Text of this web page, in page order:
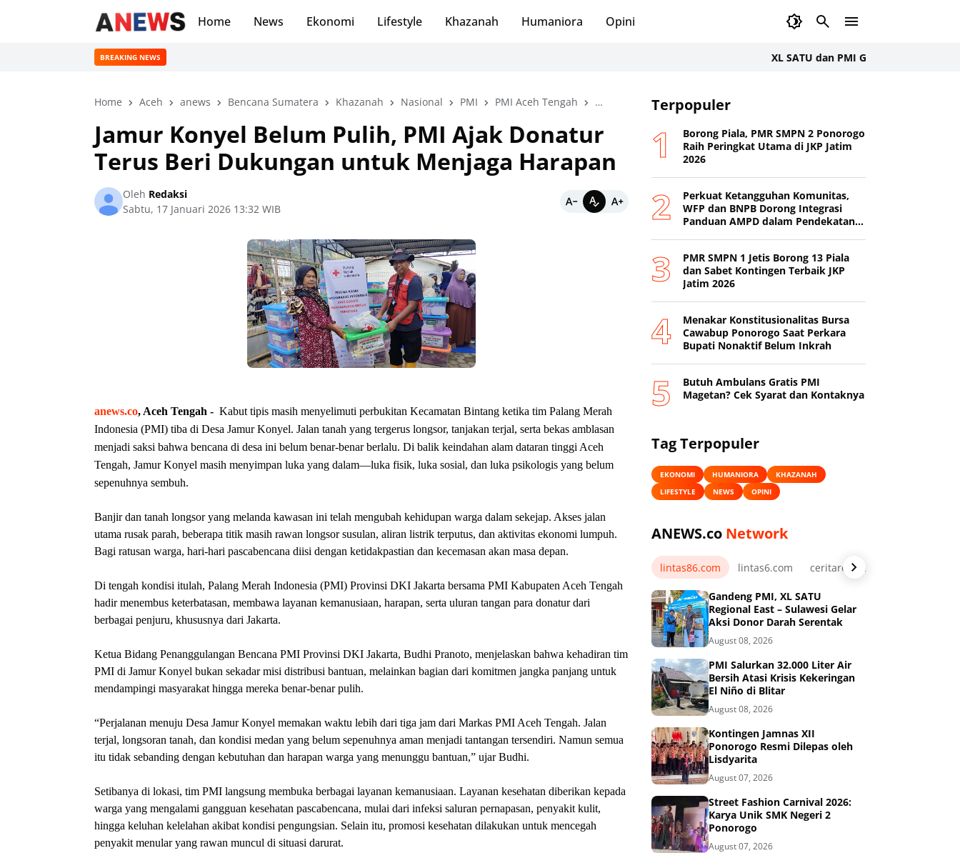
Home News Ekonomi Lifestyle Khazanah Humaniora Opini
BREAKING NEWS XL SATU dan PMI Gelar Donor Darah Serentak
Home Aceh anews Bencana Sumatera Khazanah Nasional PMI PMI Aceh Tengah PMI DKI Jakarta Sosial
Jamur Konyel Belum Pulih, PMI Ajak Donatur
Terus Beri Dukungan untuk Menjaga Harapan
Oleh Redaksi
Sabtu, 17 Januari 2026 13:32 WIB
anews.co, Aceh Tengah - Kabut tipis masih menyelimuti perbukitan Kecamatan Bintang ketika tim Palang Merah
Indonesia (PMI) tiba di Desa Jamur Konyel. Jalan tanah yang tergerus longsor, tanjakan terjal, serta bekas amblasan
menjadi saksi bahwa bencana di desa ini belum benar-benar berlalu. Di balik keindahan alam dataran tinggi Aceh
Tengah, Jamur Konyel masih menyimpan luka yang dalam—luka fisik, luka sosial, dan luka psikologis yang belum
sepenuhnya sembuh.
Banjir dan tanah longsor yang melanda kawasan ini telah mengubah kehidupan warga dalam sekejap. Akses jalan
utama rusak parah, beberapa titik masih rawan longsor susulan, aliran listrik terputus, dan aktivitas ekonomi lumpuh.
Bagi ratusan warga, hari-hari pascabencana diisi dengan ketidakpastian dan kecemasan akan masa depan.
Di tengah kondisi itulah, Palang Merah Indonesia (PMI) Provinsi DKI Jakarta bersama PMI Kabupaten Aceh Tengah
hadir menembus keterbatasan, membawa layanan kemanusiaan, harapan, serta uluran tangan para donatur dari
berbagai penjuru, khususnya dari Jakarta.
Ketua Bidang Penanggulangan Bencana PMI Provinsi DKI Jakarta, Budhi Pranoto, menjelaskan bahwa kehadiran tim
PMI di Jamur Konyel bukan sekadar misi distribusi bantuan, melainkan bagian dari komitmen jangka panjang untuk
mendampingi masyarakat hingga mereka benar-benar pulih.
“Perjalanan menuju Desa Jamur Konyel memakan waktu lebih dari tiga jam dari Markas PMI Aceh Tengah. Jalan
terjal, longsoran tanah, dan kondisi medan yang belum sepenuhnya aman menjadi tantangan tersendiri. Namun semua
itu tidak sebanding dengan kebutuhan dan harapan warga yang menunggu bantuan,” ujar Budhi.
Setibanya di lokasi, tim PMI langsung membuka berbagai layanan kemanusiaan. Layanan kesehatan diberikan kepada
warga yang mengalami gangguan kesehatan pascabencana, mulai dari infeksi saluran pernapasan, penyakit kulit,
hingga keluhan kelelahan akibat kondisi pengungsian. Selain itu, promosi kesehatan dilakukan untuk mencegah
penyakit menular yang rawan muncul di situasi darurat.
Terpopuler
Borong Piala, PMR SMPN 2 Ponorogo
Raih Peringkat Utama di JKP Jatim
2026
Perkuat Ketangguhan Komunitas,
WFP dan BNPB Dorong Integrasi
Panduan AMPD dalam Pendekatan
PMR SMPN 1 Jetis Borong 13 Piala
dan Sabet Kontingen Terbaik JKP
Jatim 2026
Menakar Konstitusionalitas Bursa
Cawabup Ponorogo Saat Perkara
Bupati Nonaktif Belum Inkrah
Butuh Ambulans Gratis PMI
Magetan? Cek Syarat dan Kontaknya
Tag Terpopuler
EKONOMI HUMANIORA
KHAZANAH
LIFESTYLE
NEWS OPINI
ANEWS.co Network
lintas86.com lintas6.com ceritarelawan.my.id
Gandeng PMI, XL SATU
Regional East – Sulawesi Gelar
Aksi Donor Darah Serentak
August 08, 2026
PMI Salurkan 32.000 Liter Air
Bersih Atasi Krisis Kekeringan
El Niño di Blitar
August 08, 2026
Kontingen Jamnas XII
Ponorogo Resmi Dilepas oleh
Lisdyarita
August 07, 2026
Street Fashion Carnival 2026:
Karya Unik SMK Negeri 2
Ponorogo
August 07, 2026